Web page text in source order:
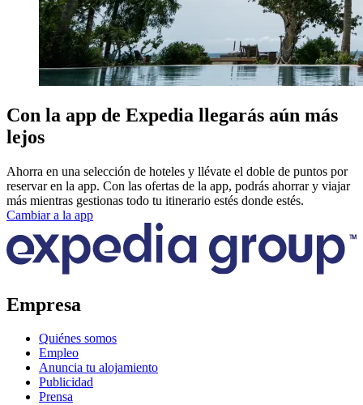
Con la app de Expedia llegarás aún más
lejos
Ahorra en una selección de hoteles y llévate el doble de puntos por
reservar en la app. Con las ofertas de la app, podrás ahorrar y viajar
más mientras gestionas todo tu itinerario estés donde estés.
Cambiar a la app
Empresa
Quiénes somos
Empleo
Anuncia tu alojamiento
Publicidad
Prensa